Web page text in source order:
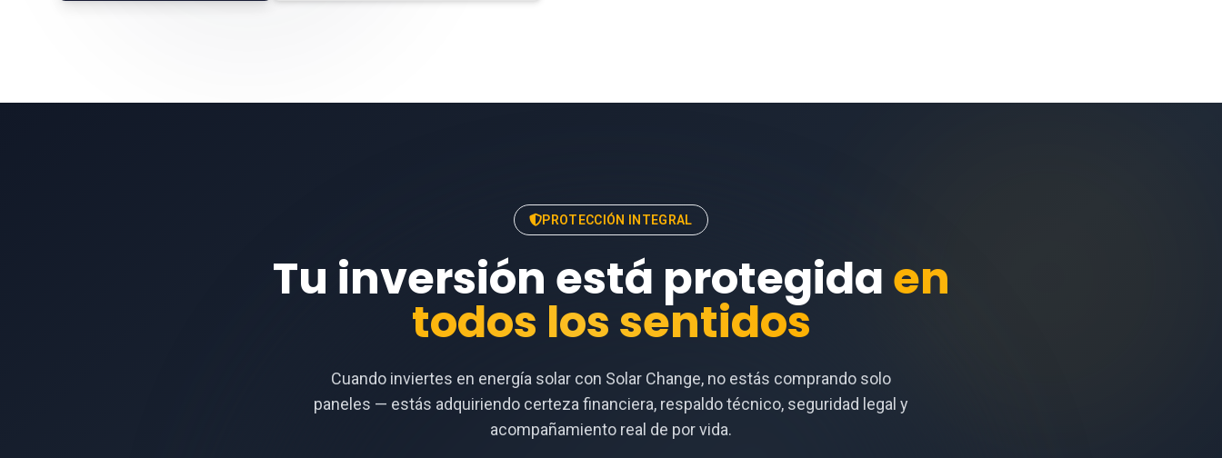
PROTECCIÓN INTEGRAL
Tu inversión está protegidaen
todos los sentidos
Cuando inviertes en energía solar con Solar Change, no estás comprando solo
paneles — estás adquiriendo certeza financiera, respaldo técnico, seguridad legal y
acompañamiento real de por vida.